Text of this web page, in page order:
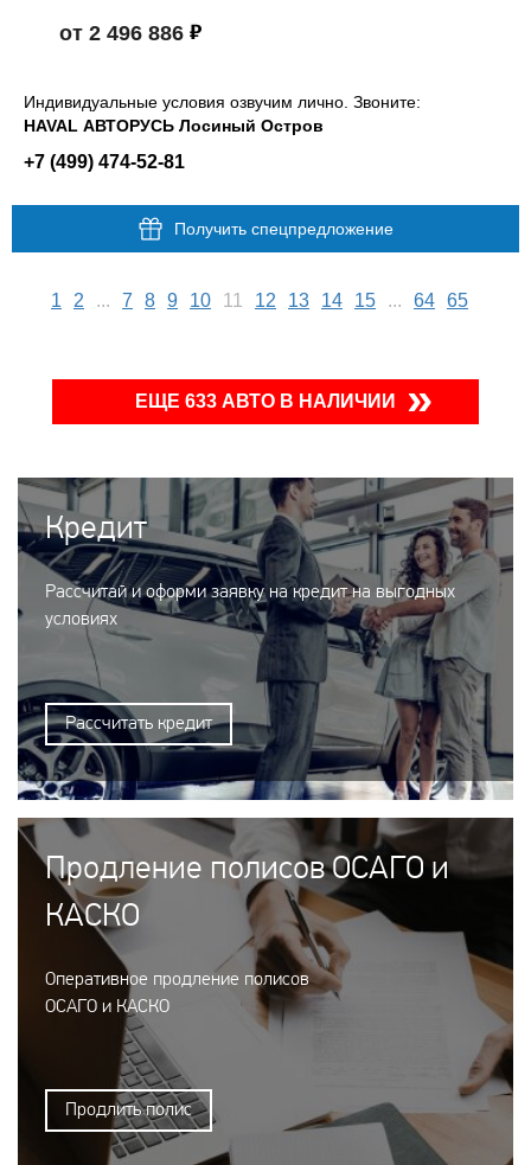
от 2 496 886
Индивидуальные условия озвучим лично. Звоните:
HAVAL АВТОРУСЬ Лосиный Остров
+7 (499) 474-52-81
Получить спецпредложение
1 2 ... 7 8 9 10 11 12 13 14 15 ... 64 65
ЕЩЕ 633 АВТО В НАЛИЧИИ
Кредит
Рассчитай и оформи заявку на кредит на выгодных
условиях
Рассчитать кредит
Продление полисов ОСАГО и
КАСКО
Оперативное продление полисов
ОСАГО и КАСКО
Продлить полис